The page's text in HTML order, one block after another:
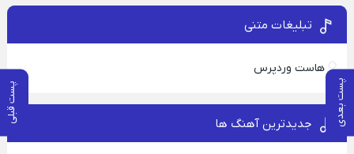
پست بعدی پست قبلی
تبلیغات متنی
هاست وردپرس
جدیدترین آهنگ ها